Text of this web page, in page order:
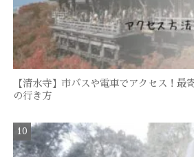
【清水寺】市バスや電車でアクセス！最
の行き方